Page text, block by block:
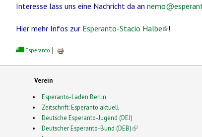
Interesse lass uns eine Nachricht da an
Hier mehr Infos zur Esperanto-Stacio Halbe(link is
!
Esperanto
Verein
Esperanto-Laden Berlin
Zeitschrift: Esperanto aktuell
Deutsche Esperanto-Jugend (DEJ)
Deutscher Esperanto-Bund (DEB)(link is external)